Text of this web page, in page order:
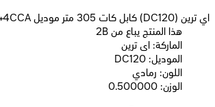
اي ترين (DC120) كابل كات 305 متر موديل 4CCS+4CCA - رمادى
2B هذا المنتج يباع من
الماركة: اى ترين
الموديل: DC120
اللون: رمادي
الوزن: 0.500000